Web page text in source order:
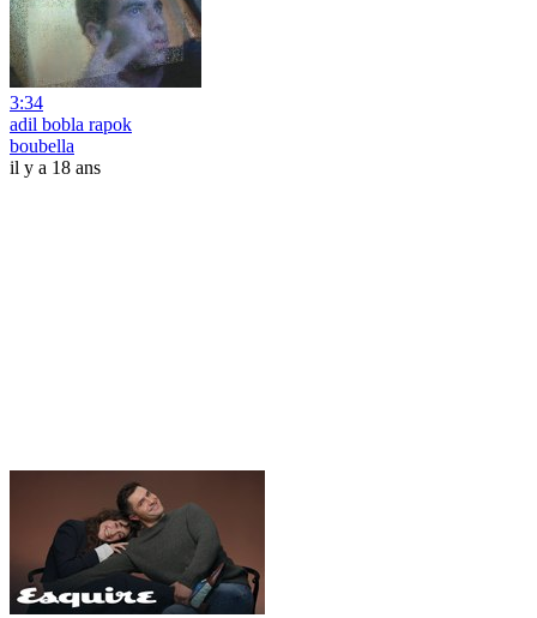
3:34
adil bobla rapok
boubella
il y a 18 ans